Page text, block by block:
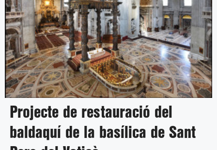
Projecte de restauració del
baldaquí de la basílica de Sant